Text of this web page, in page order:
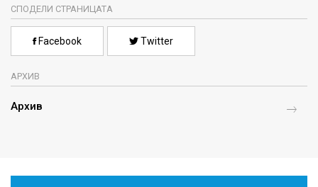
СПОДЕЛИ СТРАНИЦАТА
Facebook Twitter
АРХИВ
Архив